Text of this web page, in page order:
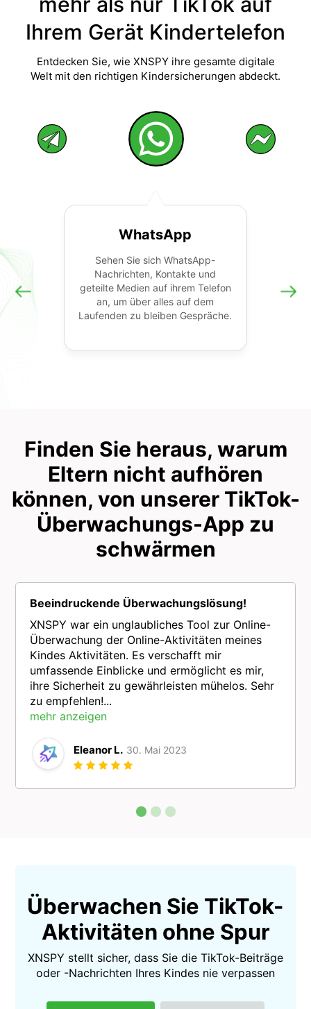
Ihrem Gerät Kindertelefon
Entdecken Sie, wie XNSPY ihre gesamte digitale
Welt mit den richtigen Kindersicherungen abdeckt.
WhatsApp
Sehen Sie sich WhatsApp-
Nachrichten, Kontakte und
geteilte Medien auf ihrem Telefon
an, um über alles auf dem
Laufenden zu bleiben Gespräche.
Finden Sie heraus, warum
Eltern nicht aufhören
können, von unserer TikTok-
Überwachungs-App zu
schwärmen
Beeindruckende Überwachungslösung!
XNSPY war ein unglaubliches Tool zur Online-
Überwachung der Online-Aktivitäten meines
Kindes Aktivitäten. Es verschafft mir
umfassende Einblicke und ermöglicht es mir,
ihre Sicherheit zu gewährleisten mühelos. Sehr
zu empfehlen!...
mehr anzeigen
Eleanor L. 30. Mai 2023
Überwachen Sie TikTok-
Aktivitäten ohne Spur
XNSPY stellt sicher, dass Sie die TikTok-Beiträge
oder -Nachrichten Ihres Kindes nie verpassen